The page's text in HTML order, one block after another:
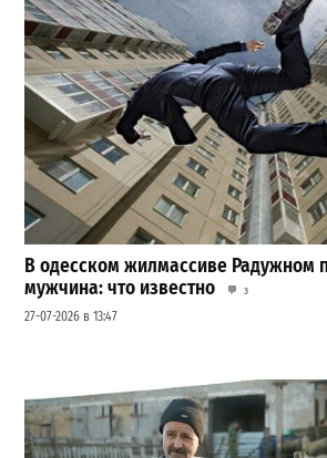
В одесском жилмассиве Радужном
мужчина: что известно
3
27-07-2026 в 13:47
Шезлонги, бунгало и VIP-зоны:
заплатить за отдых в Аркадии
21-07-2026 в 19:23